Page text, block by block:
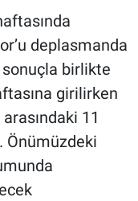
deplasmanda
birlikte
girilirken
11
Önümüzdeki